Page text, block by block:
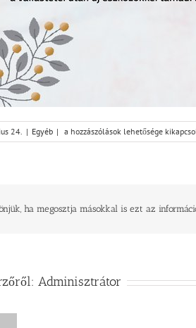
24. | Egyéb | Élő
gyülekezeteiben
a hozzászólások lehetősége
ha megosztja másokkal is ezt az
Adminisztrátor